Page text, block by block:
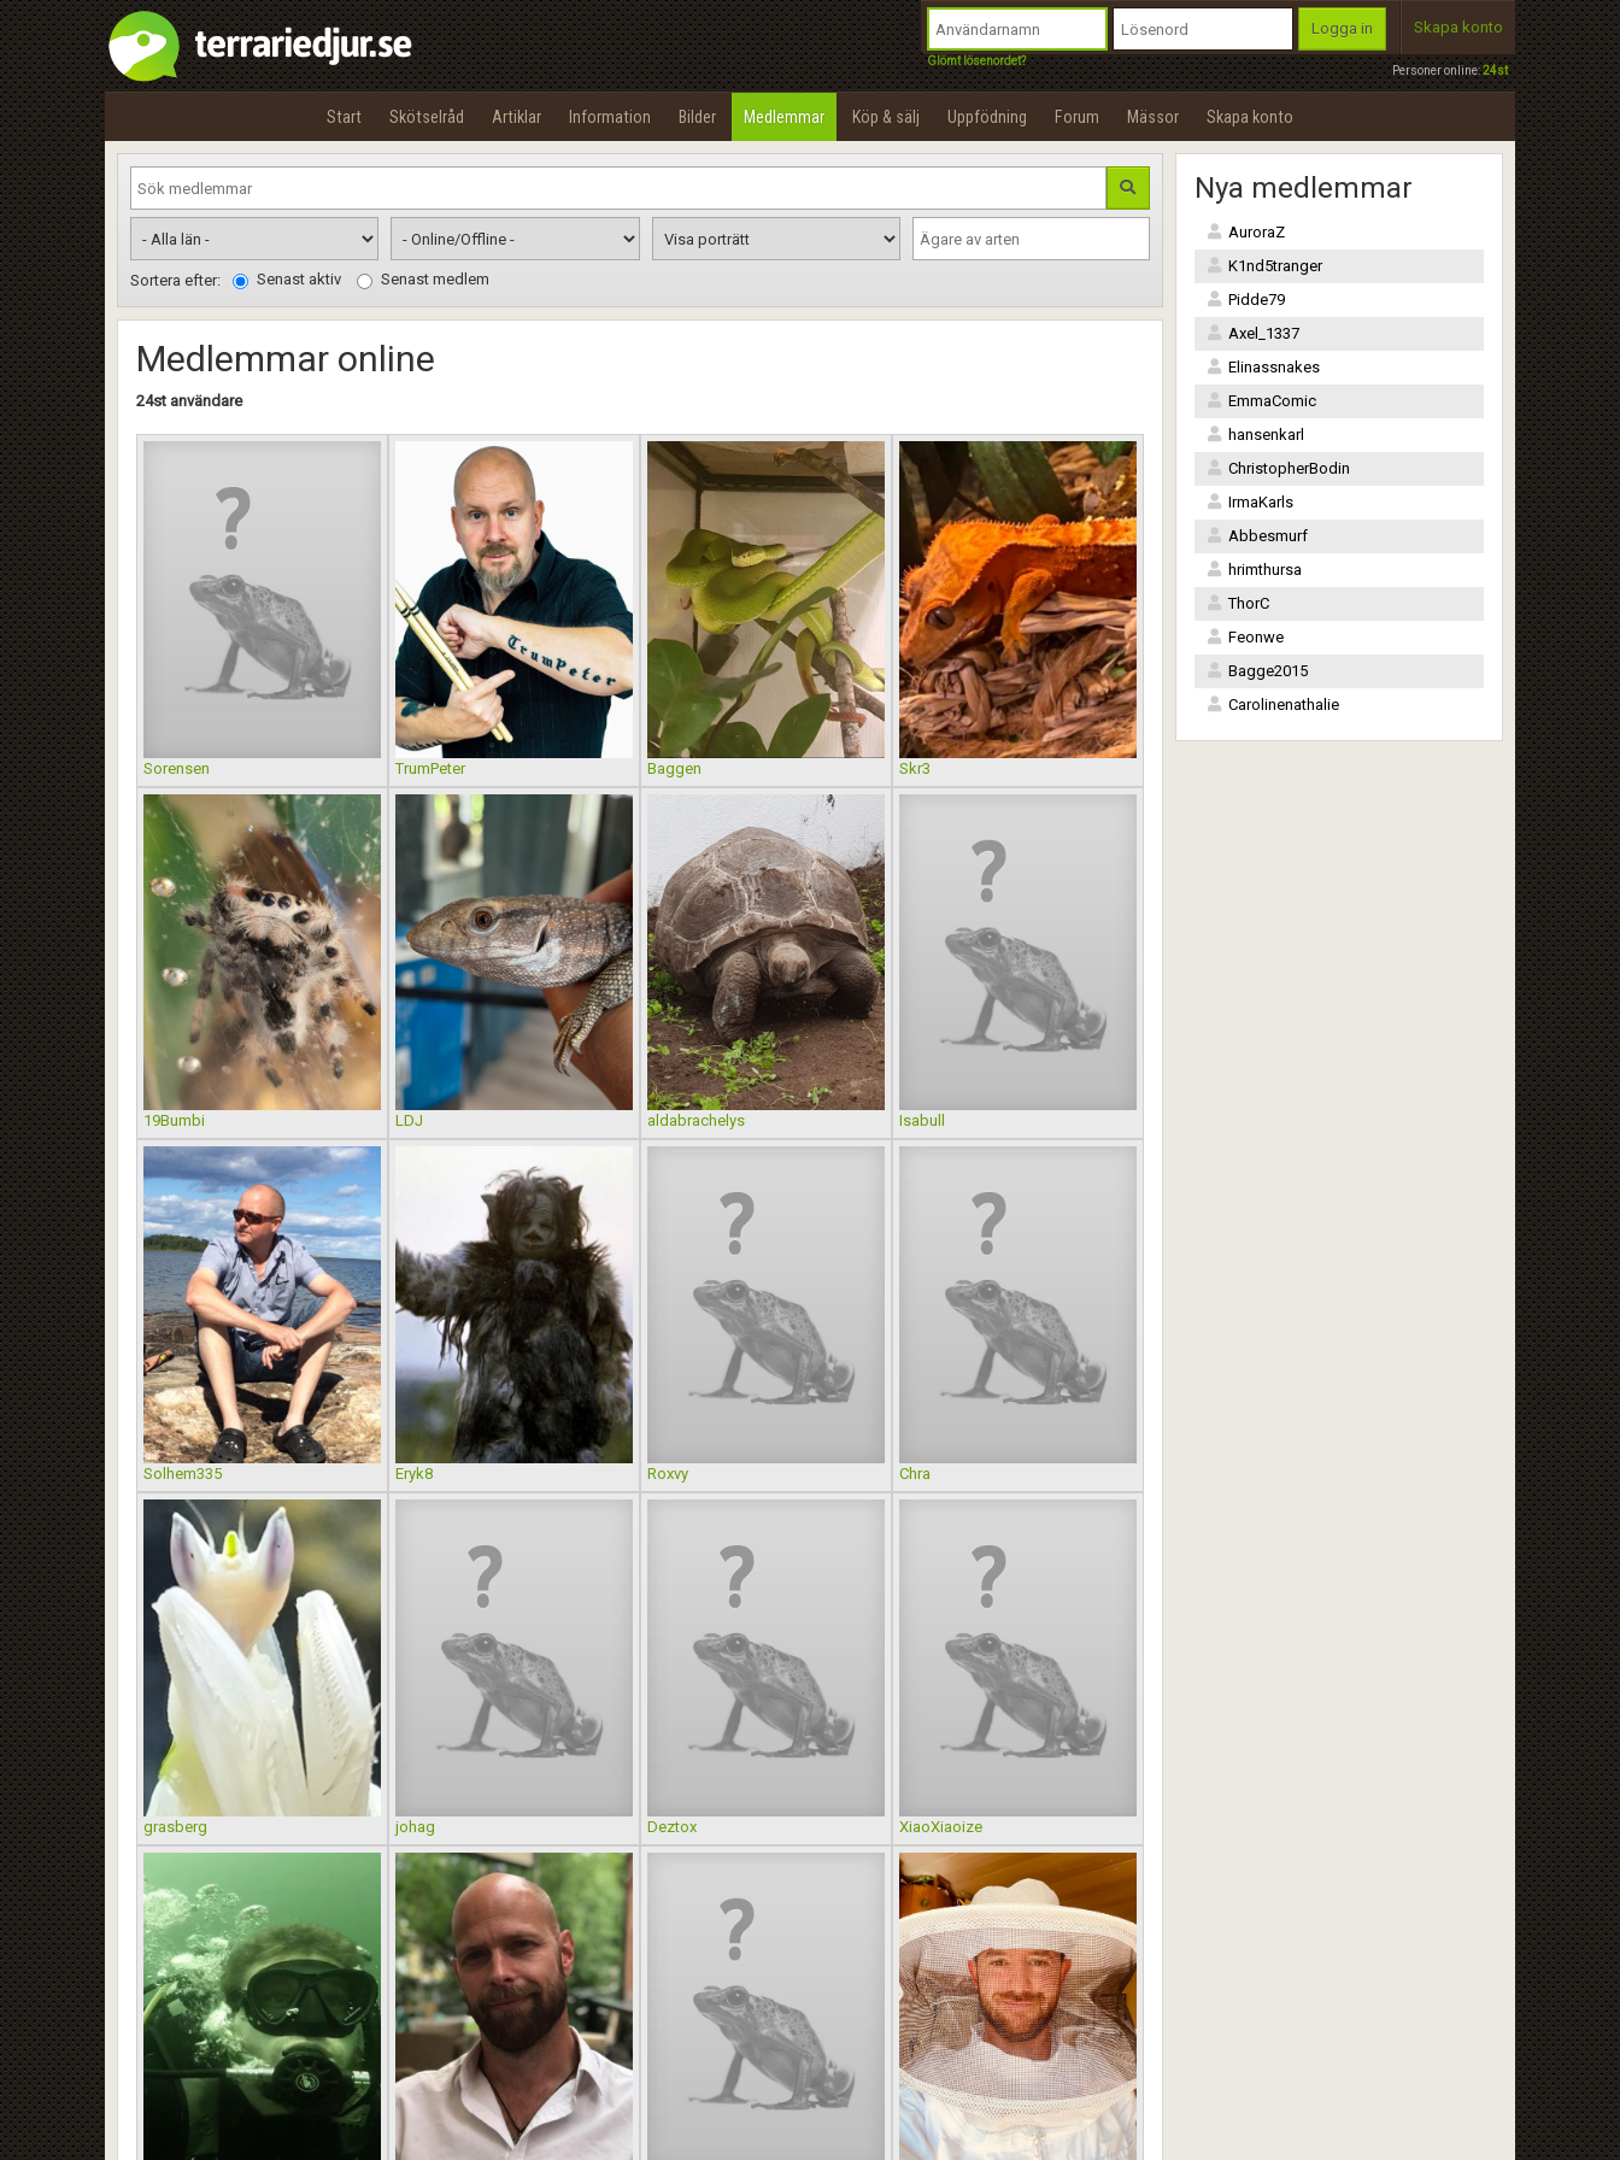
Personer online:24st
Logga in
Glömt lösenordet?
Skapa konto
Start Skötselråd Artiklar Information Bilder Medlemmar Köp & sälj Uppfödning Forum Mässor Skapa konto
Sortera efter: Senast aktiv Senast medlem
Medlemmar online
24st användare
Sorensen TrumPeter Baggen Skr3
19Bumbi LDJ aldabrachelys Isabull
Solhem335 Eryk8 Roxvy Chra
grasberg johag Deztox XiaoXiaoize
Nya medlemmar
AuroraZ
K1nd5tranger
Pidde79
Axel_1337
Elinassnakes
EmmaComic
hansenkarl
ChristopherBodin
IrmaKarls
Abbesmurf
hrimthursa
ThorC
Feonwe
Bagge2015
Carolinenathalie
Utför
100%
OK
integritetspolicy
Namn:
Epost:
Användarnamn:
Lösenord:
Terms of Service
Begär nytt lösenord
Tillbaka till förstasidan